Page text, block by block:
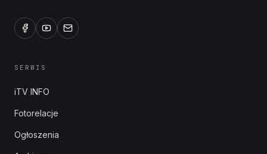
SERWIS
iTV INFO
Fotorelacje
Ogłoszenia